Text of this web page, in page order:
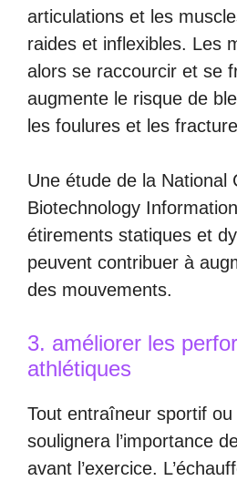
articulations et les
raides et inflexibles. Les
alors se raccourcir et se
augmente le risque de
les foulures et les
Une étude de la National
Biotechnology
étirements statiques et
peuvent contribuer à
des mouvements.
3. améliorer les
athlétiques
Tout entraîneur sportif
soulignera l’importance
avant l’exercice.